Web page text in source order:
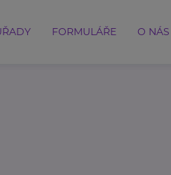
FORMULÁŘE O NÁS